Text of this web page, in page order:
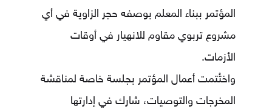
المؤتمر ببناء المعلم بوصفه حجر الزاوية في أي
مشروع تربوي مقاوم للانهيار في أوقات
الأزمات.
واختُتمت أعمال المؤتمر بجلسة خاصة لمناقشة
المخرجات والتوصيات، شارك في إدارتها